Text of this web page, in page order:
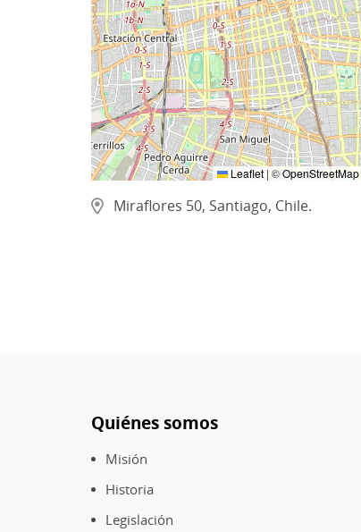
Leaflet |©OpenStreetMap
Miraflores 50, Santiago, Chile.
Quiénes somos
Misión
Historia
Legislación